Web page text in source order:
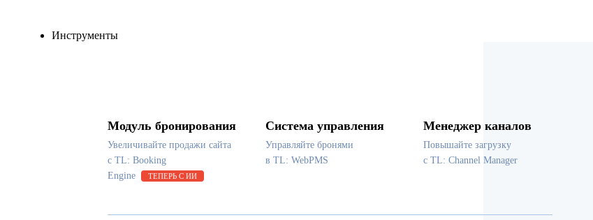
Инструменты
Модуль бронирования
Увеличивайте продажи сайта
с TL: Booking
Engine
ТЕПЕРЬ С ИИ
Система управления
Управляйте бронями
в TL: WebPMS
Менеджер каналов
Повышайте загрузку
с TL: Channel Manager